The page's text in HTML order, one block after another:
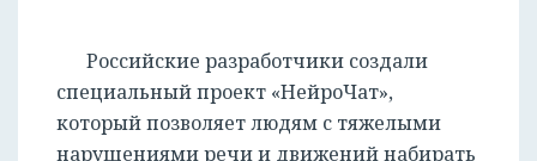
Российские разработчики создали
специальный проект «НейроЧат»,
который позволяет людям с тяжелыми
нарушениями речи и движений набирать